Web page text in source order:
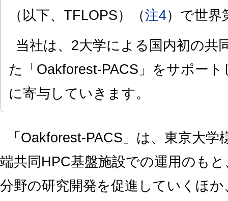
（以下、TFLOPS）（注4）で世界
当社は、2大学による国内初の共
た「Oakforest-PACS」をサポー
に寄与していきます。
「Oakforest-PACS」は、東京大
端共同HPC基盤施設での運用のも
分野の研究開発を促進していくほ